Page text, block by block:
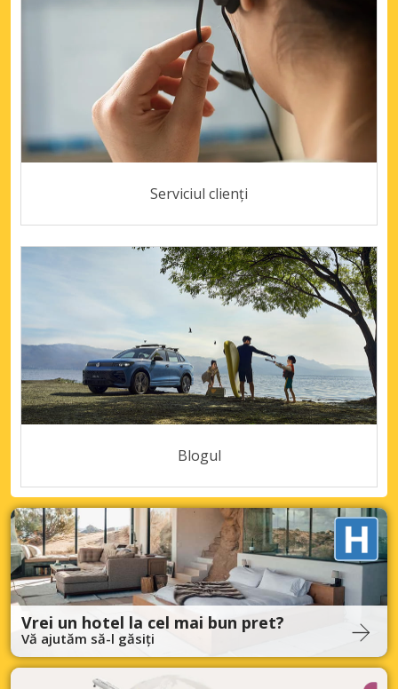
Serviciul clienți
Blogul
Vrei un hotel la cel mai bun pret?
Vă ajutăm să-l găsiți